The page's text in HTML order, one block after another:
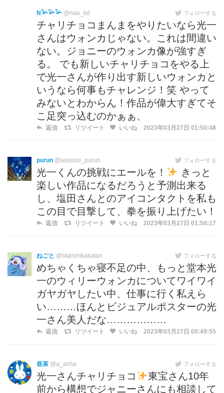
N𓅪𓅪𓅪 @nao_kd フォローする
チャリチョコまんまをやりたいなら光一
さんはウォンカじゃない。これは間違い
ない。ジョニーのウォンカ像が強すぎ
る。 でも新しいチャリチョコをやる上
で光一さんが作り出す新しいウォンカと
いうなら何事もチャレンジ！笑 やって
みないとわからん！作品が偉大すぎてそ
こ足突っ込むのかぁぁ、
返信 リツイート いいね 2023年03月27日 01:50:48
purun @aoiyoru_purun フォローする
光一くんの挑戦にエールを！
きっと
楽しい作品になるだろうと予測出来る
し、塩田さんとのアイコンタクトを私も
この目で目撃して、拳を振り上げたい！
返信 リツイート いいね 2023年03月27日 01:50:17
ねごと @skpishikakatan フォローする
めちゃくちゃ寝不足の中、もっと堂本光
一のウィリーウォンカについてワイワイ
ガヤガヤしたい中、仕事に行く私えら
い………ほんとビジュアルポスターの光
一さん美人だな………………
返信 リツイート いいね 2023年03月27日 00:49:55
亜茶 @a_acha フォローする
光一さんチャリチョコ
東宝さん10年
前から構想でジャニーさんにも相談して